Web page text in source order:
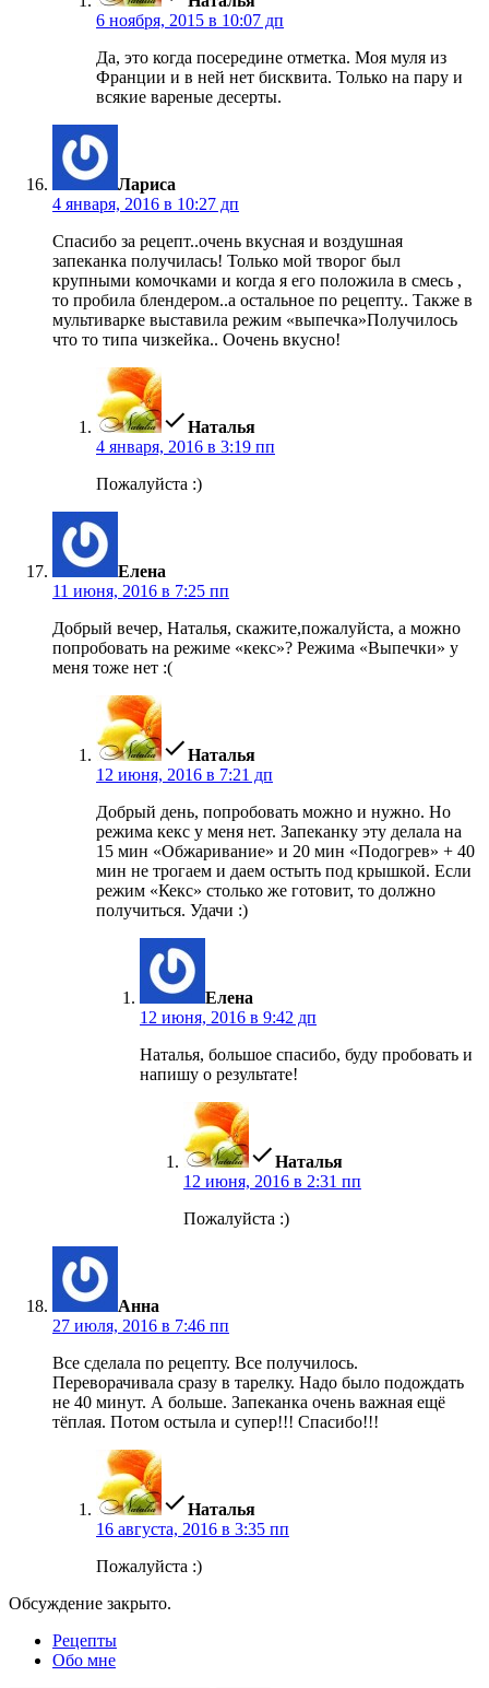
6 ноября, 2015 в 10:07 дп
Да, это когда посередине отметка. Моя муля из
Франции и в ней нет бисквита. Только на пару и
всякие вареные десерты.
Лариса
4 января, 2016 в 10:27 дп
Спасибо за рецепт..очень вкусная и воздушная
запеканка получилась! Только мой творог был
крупными комочками и когда я его положила в смесь ,
то пробила блендером..а остальное по рецепту.. Также в
мультиварке выставила режим «выпечка»Получилось
что то типа чизкейка.. Оочень вкусно!
Наталья
4 января, 2016 в 3:19 пп
Пожалуйста :)
Елена
11 июня, 2016 в 7:25 пп
Добрый вечер, Наталья, скажите,пожалуйста, а можно
попробовать на режиме «кекс»? Режима «Выпечки» у
меня тоже нет :(
Наталья
12 июня, 2016 в 7:21 дп
Добрый день, попробовать можно и нужно. Но
режима кекс у меня нет. Запеканку эту делала на
15 мин «Обжаривание» и 20 мин «Подогрев» + 40
мин не трогаем и даем остыть под крышкой. Если
режим «Кекс» столько же готовит, то должно
получиться. Удачи :)
Елена
12 июня, 2016 в 9:42 дп
Наталья, большое спасибо, буду пробовать и
напишу о результате!
Наталья
12 июня, 2016 в 2:31 пп
Пожалуйста :)
Анна
27 июля, 2016 в 7:46 пп
Все сделала по рецепту. Все получилось.
Переворачивала сразу в тарелку. Надо было подождать
не 40 минут. А больше. Запеканка очень важная ещё
тёплая. Потом остыла и супер!!! Спасибо!!!
Наталья
16 августа, 2016 в 3:35 пп
Пожалуйста :)
Обсуждение закрыто.
Рецепты
Обо мне